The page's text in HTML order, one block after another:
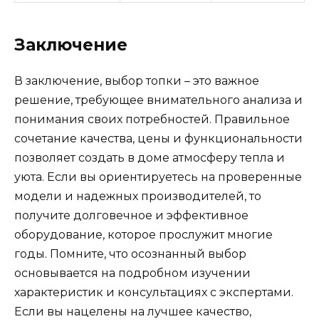
Заключение
В заключение, выбор топки – это важное
решение, требующее внимательного анализа и
понимания своих потребностей. Правильное
сочетание качества, цены и функциональности
позволяет создать в доме атмосферу тепла и
уюта. Если вы ориентируетесь на проверенные
модели и надежных производителей, то
получите долговечное и эффективное
оборудование, которое прослужит многие
годы. Помните, что осознанный выбор
основывается на подробном изучении
характеристик и консультациях с экспертами.
Если вы нацелены на лучшее качество,